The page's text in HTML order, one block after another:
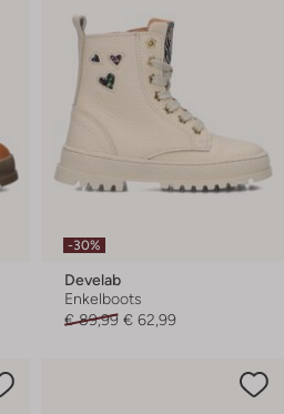
-30%
Develab
Enkelboots
€ 89,99 € 62,99